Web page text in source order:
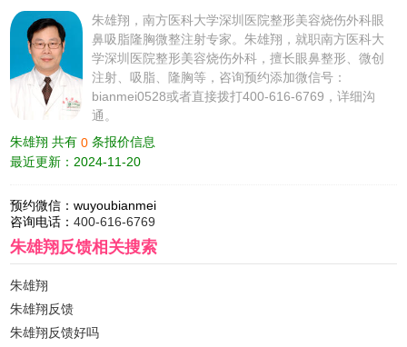
朱雄翔，南方医科大学深圳医院整形美容烧伤外科眼
鼻吸脂隆胸微整注射专家。朱雄翔，就职南方医科大
学深圳医院整形美容烧伤外科，擅长眼鼻整形、微创
注射、吸脂、隆胸等，咨询预约添加微信号：
bianmei0528或者直接拨打400-616-6769，详细沟
通。
朱雄翔 共有0 条报价信息
最近更新：2024-11-20
预约微信：wuyoubianmei
咨询电话：400-616-6769
朱雄翔反馈相关搜索
朱雄翔
朱雄翔反馈
朱雄翔反馈好吗